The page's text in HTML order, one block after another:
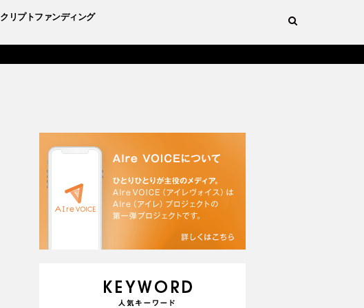
クリプトファンディング